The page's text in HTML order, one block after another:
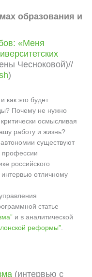
образования и
«Меня
Чесноковой)//
)
как это будет
Почему не нужно
осмысливая
работу и жизнь?
существуют
профессии
российского
отличному
статье
и в аналитической
реформы”.
(интервью с